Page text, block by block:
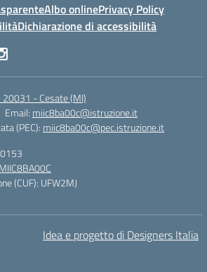
Albo onlinePrivacy Policy
Dichiarazione di accessibilità
20031 - Cesate (MI)
Email: miic8ba00c@istruzione.it
(PEC): miic8ba00c@pec.istruzione.it
MIIC8BA00C
(CUF): UFW2MJ
Idea e progetto di Designers Italia